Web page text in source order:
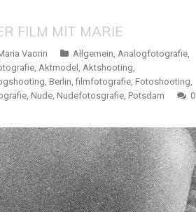
FILM MIT MARIE
Vaorin Allgemein, Analogfotografie,
, Aktmodel , Aktshooting,
, Berlin,filmfotografie, Fotoshooting,
, Nude, Nudefotosgrafie, Potsdam
0